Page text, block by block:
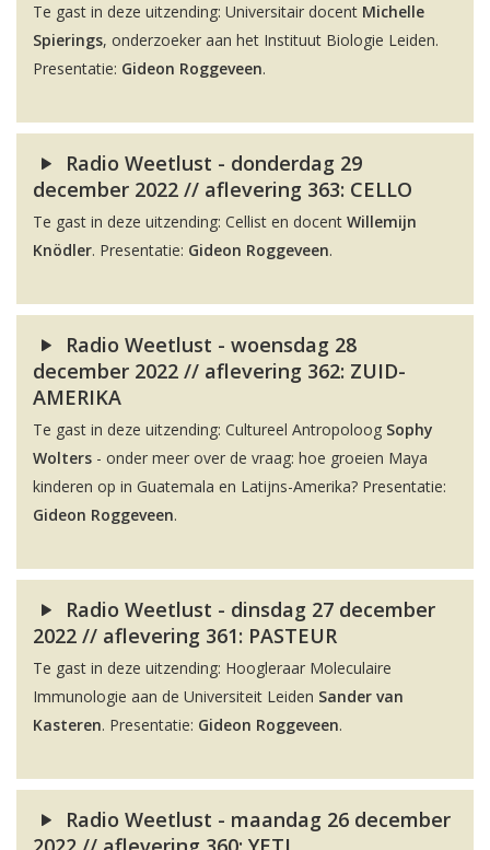
Te gast in deze uitzending: Universitair docent Michelle
Spierings, onderzoeker aan het Instituut Biologie Leiden.
Presentatie: Gideon Roggeveen.
Radio Weetlust - donderdag 29
december 2022 // aflevering 363: CELLO
Te gast in deze uitzending: Cellist en docent Willemijn
Knödler. Presentatie: Gideon Roggeveen.
Radio Weetlust - woensdag 28
december 2022 // aflevering 362: ZUID-
AMERIKA
Te gast in deze uitzending: Cultureel Antropoloog Sophy
Wolters - onder meer over de vraag: hoe groeien Maya
kinderen op in Guatemala en Latijns-Amerika? Presentatie:
Gideon Roggeveen.
Radio Weetlust - dinsdag 27 december
2022 // aflevering 361: PASTEUR
Te gast in deze uitzending: Hoogleraar Moleculaire
Immunologie aan de Universiteit Leiden Sander van
Kasteren. Presentatie: Gideon Roggeveen.
Radio Weetlust - maandag 26 december